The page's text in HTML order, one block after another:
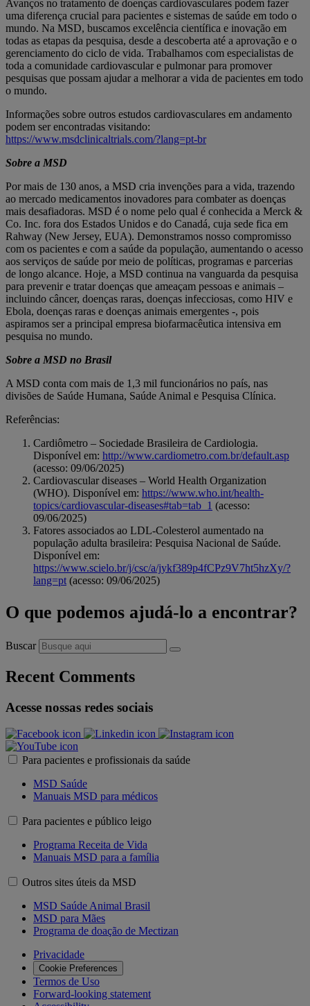
Avanços no tratamento de doenças cardiovasculares podem fazer
uma diferença crucial para pacientes e sistemas de saúde em todo o
mundo. Na MSD, buscamos excelência científica e inovação em
todas as etapas da pesquisa, desde a descoberta até a aprovação e o
gerenciamento do ciclo de vida. Trabalhamos com especialistas de
toda a comunidade cardiovascular e pulmonar para promover
pesquisas que possam ajudar a melhorar a vida de pacientes em todo
o mundo.
Informações sobre outros estudos cardiovasculares em andamento
podem ser encontradas visitando:
https://www.msdclinicaltrials.com/?lang=pt-br
Sobre a MSD
Por mais de 130 anos, a MSD cria invenções para a vida, trazendo
ao mercado medicamentos inovadores para combater as doenças
mais desafiadoras. MSD é o nome pelo qual é conhecida a Merck &
Co. Inc. fora dos Estados Unidos e do Canadá, cuja sede fica em
Rahway (New Jersey, EUA). Demonstramos nosso compromisso
com os pacientes e com a saúde da população, aumentando o acesso
aos serviços de saúde por meio de políticas, programas e parcerias
de longo alcance. Hoje, a MSD continua na vanguarda da pesquisa
para prevenir e tratar doenças que ameaçam pessoas e animais –
incluindo câncer, doenças raras, doenças infecciosas, como HIV e
Ebola, doenças raras e doenças animais emergentes -, pois
aspiramos ser a principal empresa biofarmacêutica intensiva em
pesquisa no mundo.
Sobre a MSD no Brasil
A MSD conta com mais de 1,3 mil funcionários no país, nas
divisões de Saúde Humana, Saúde Animal e Pesquisa Clínica.
Referências:
Cardiômetro – Sociedade Brasileira de Cardiologia.
Disponível em: http://www.cardiometro.com.br/default.asp
(acesso: 09/06/2025)
Cardiovascular diseases – World Health Organization
(WHO). Disponível em: https://www.who.int/health-
topics/cardiovascular-diseases#tab=tab_1 (acesso:
09/06/2025)
Fatores associados ao LDL-Colesterol aumentado na
população adulta brasileira: Pesquisa Nacional de Saúde.
Disponível em:
https://www.scielo.br/j/csc/a/jykf389p4fCPz9V7ht5hzXy/?
lang=pt (acesso: 09/06/2025)
O que podemos ajudá-lo a encontrar?
Buscar
Recent Comments
Acesse nossas redes sociais
Para pacientes e profissionais da saúde
MSD Saúde
Manuais MSD para médicos
Para pacientes e público leigo
Programa Receita de Vida
Manuais MSD para a família
Outros sites úteis da MSD
MSD Saúde Animal Brasil
MSD para Mães
Programa de doação de Mectizan
Privacidade
Cookie Preferences
Termos de Uso
Forward-looking statement